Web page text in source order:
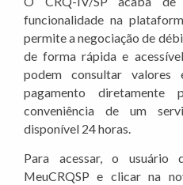
funcionalidade na
permite a negociação de
de forma rápida e
podem consultar
pagamento
conveniência de um
disponível 24 horas.
Para acessar, o
MeuCRQSP e clicar na